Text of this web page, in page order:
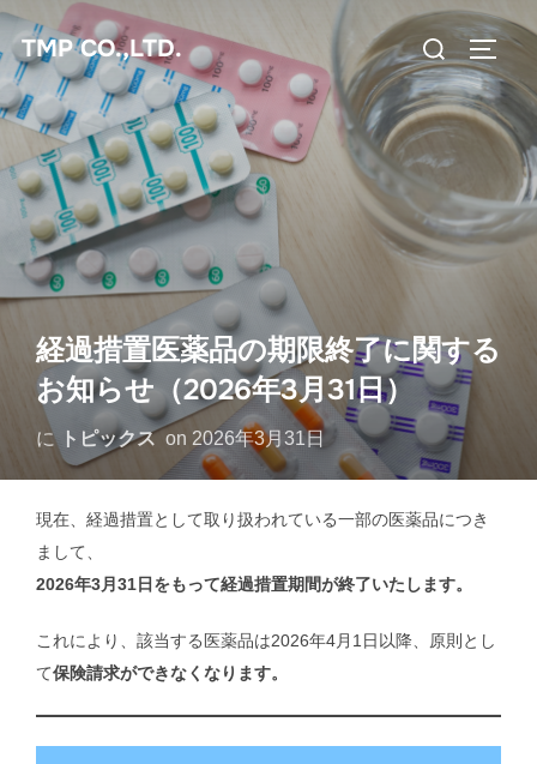
コ
テ
ン
へ
TMP CO.,LTD.
検
索
対
象:
サイ
経過措置医薬品の期限終了に関する
お知らせ（2026年3月31日）
に トピックス on 2026年3月31日
現在、経過措置として取り扱われている一部の医薬品につき
まして、
2026年3月31日をもって経過措置期間が終了いたします。
これにより、該当する医薬品は2026年4月1日以降、原則とし
て保険請求ができなくなります。